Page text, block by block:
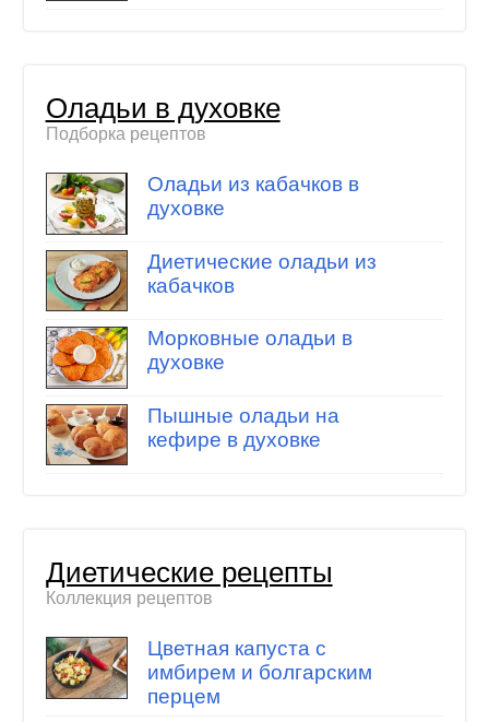
Оладьи в духовке
Подборка рецептов
Оладьи из кабачков в
духовке
Диетические оладьи из
кабачков
Морковные оладьи в
духовке
Пышные оладьи на
кефире в духовке
Диетические рецепты
Коллекция рецептов
Цветная капуста с
имбирем и болгарским
перцем